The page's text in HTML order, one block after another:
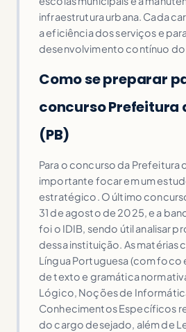
infraestrutura urbana. Cada
a eficiência dos serviços e
desenvolvimento contínuo do
Como se preparar
concurso Prefeitura
(PB)
Para o concurso da Prefeitura
importante focar em um
estratégico. O último
31 de agosto de 2025, e a
foi o IDIB, sendo útil analisar
dessa instituição. As matérias
Língua Portuguesa (com
de texto e gramática
Lógico, Noções de
Conhecimentos Específicos
do cargo desejado, além de